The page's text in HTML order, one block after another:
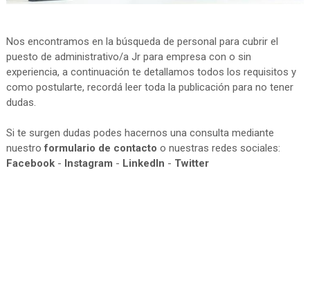
Nos encontramos en la búsqueda de personal para cubrir el
puesto de administrativo/a Jr para empresa con o sin
experiencia, a continuación te detallamos todos los requisitos y
como postularte, recordá leer toda la publicación para no tener
dudas.
Si te surgen dudas podes hacernos una consulta mediante
nuestroformulario de contacto o nuestras redes sociales:
Facebook- Instagram - LinkedIn - Twitter